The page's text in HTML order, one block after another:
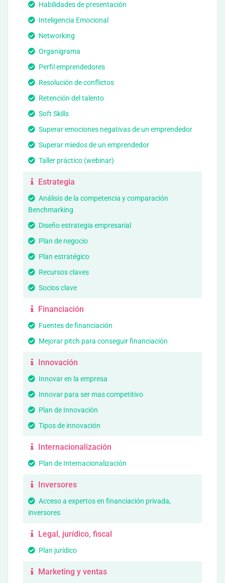
Habilidades de presentación
Inteligencia Emocional
Networking
Organigrama
Perfil emprendedores
Resolución de conflictos
Retención del talento
Soft Skills
Superar emociones negativas de un emprendedor
Superar miedos de un emprendedor
Taller práctico (webinar)
Estrategia
Análisis de la competencia y comparación
Benchmarking
Diseño estrategia empresarial
Plan de negocio
Plan estratégico
Recursos claves
Socios clave
Financiación
Fuentes de financiación
Mejorar pitch para conseguir financiación
Innovación
Innovar en la empresa
Innovar para ser mas competitivo
Plan de Innovación
Tipos de innovación
Internacionalización
Plan de Internacionalización
Inversores
Acceso a expertos en financiación privada,
inversores
Legal, jurídico, fiscal
Plan jurídico
Marketing y ventas